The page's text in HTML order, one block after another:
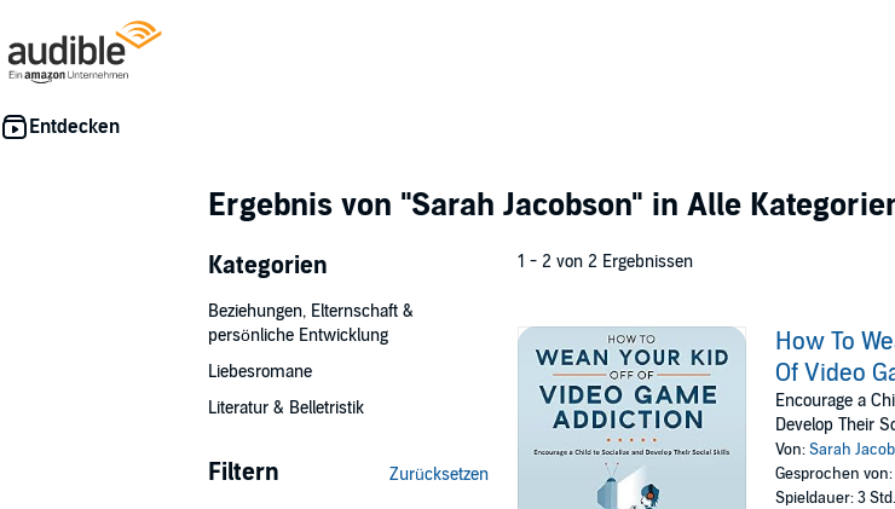
Ergebnis von "Sarah Jacobson" in Alle
Kategorien
Beziehungen, Elternschaft &
persönliche Entwicklung
Liebesromane
Literatur & Belletristik
Filtern Zurücksetzen
1 - 2 von 2 Ergebnissen
How To
Of Video
Encourage a
Develop Their
Von:Sarah
Gesprochen
Spieldauer: 3